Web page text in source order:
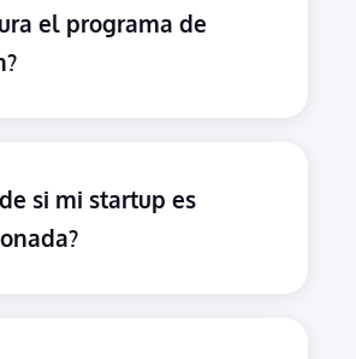
el programa de
si mi startup es